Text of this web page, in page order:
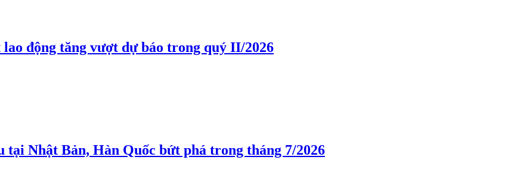
động tăng vượt dự báo trong quý II/2026
tại Nhật Bản, Hàn Quốc bứt phá trong tháng 7/2026